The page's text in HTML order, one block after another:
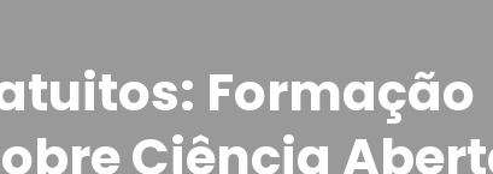
Formação
Ciência